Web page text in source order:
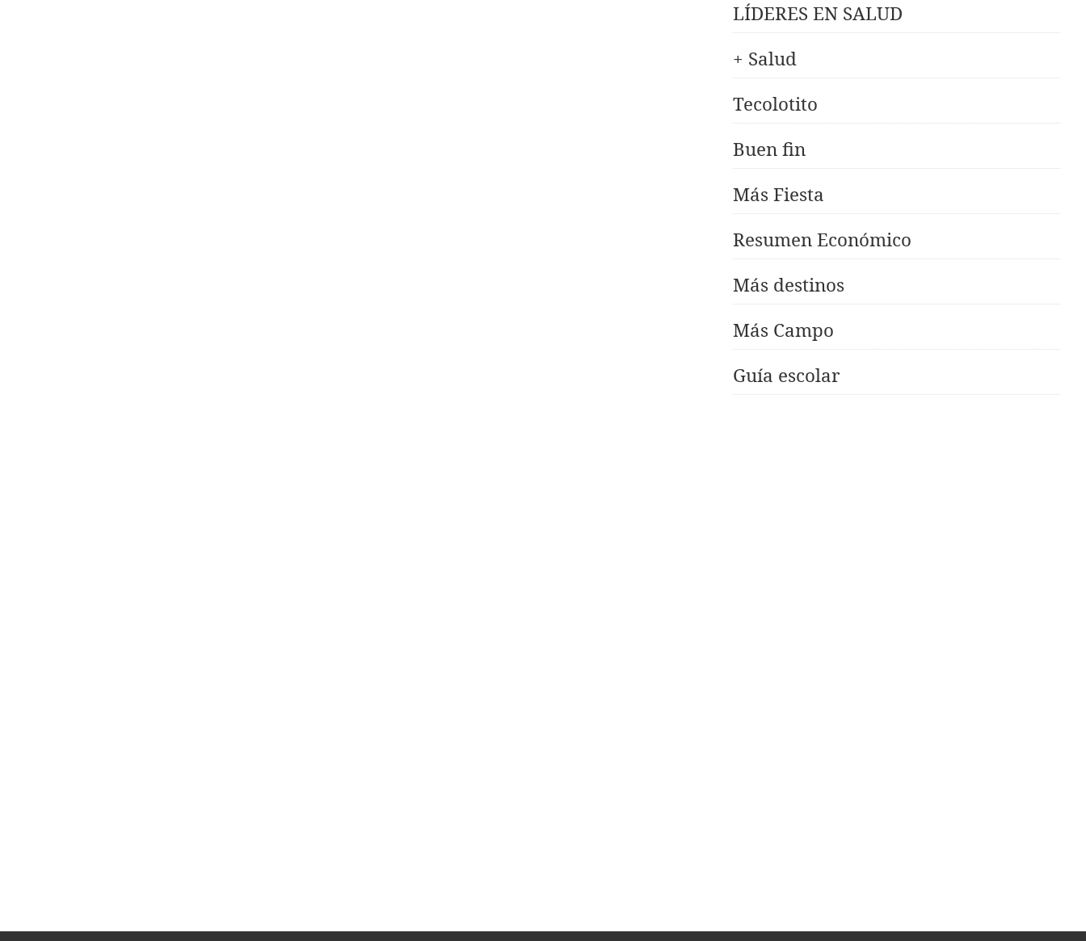
LÍDERES EN SALUD
+ Salud
Tecolotito
Buen fin
Más Fiesta
Resumen Económico
Más destinos
Más Campo
Guía escolar